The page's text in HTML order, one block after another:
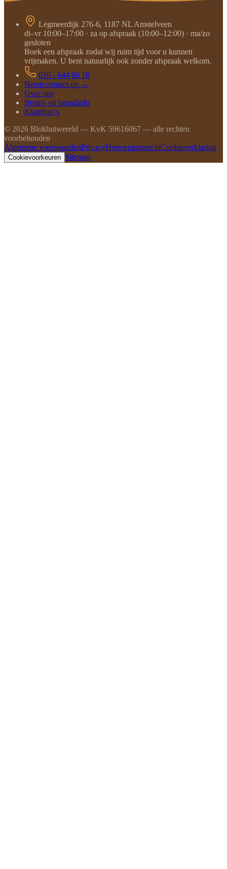
Legmeerdijk 276-6, 1187 NL Amstelveen
di–vr 10:00–17:00 · za op afspraak (10:00–12:00) · ma/zo
gesloten
Boek een afspraak zodat wij ruim tijd voor u kunnen
vrijmaken. U bent natuurlijk ook zonder afspraak welkom.
020 - 644 06 18
Neem contact op →
Over ons
Bestel- en betaalinfo
Klantfoto's
© 2026 Blokhutwereld — KvK 59616067 — alle rechten
voorbehouden
Algemene voorwaardenPrivacyHerroepingsrechtCookieverklaring
Cookievoorkeuren Sitemap